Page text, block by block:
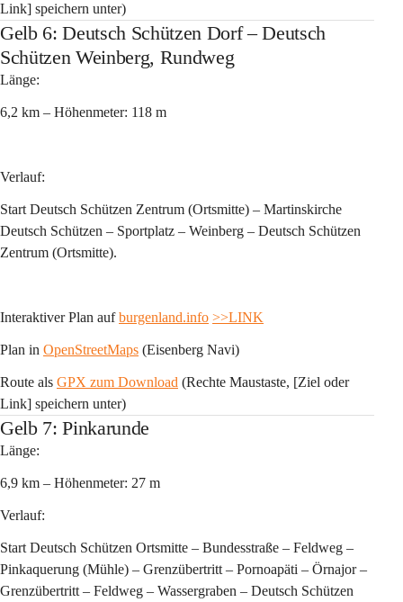
Link] speichern unter)
Gelb 6: Deutsch Schützen Dorf – Deutsch
Schützen Weinberg, Rundweg
Länge:
6,2 km – Höhenmeter: 118 m
Verlauf:
Start Deutsch Schützen Zentrum (Ortsmitte) – Martinskirche
Deutsch Schützen – Sportplatz – Weinberg – Deutsch Schützen
Zentrum (Ortsmitte).
Interaktiver Plan auf burgenland.info >>LINK
Plan in OpenStreetMaps (Eisenberg Navi)
Route als GPX zum Download (Rechte Maustaste, [Ziel oder
Link] speichern unter)
Gelb 7: Pinkarunde
Länge:
6,9 km – Höhenmeter: 27 m
Verlauf:
Start Deutsch Schützen Ortsmitte – Bundesstraße – Feldweg –
Pinkaquerung (Mühle) – Grenzübertritt – Pornoapäti – Örnajor –
Grenzübertritt – Feldweg – Wassergraben – Deutsch Schützen